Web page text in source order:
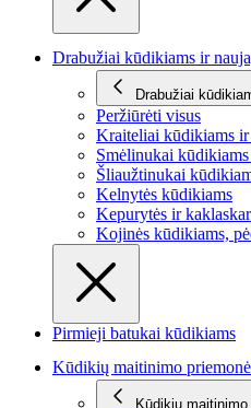
Drabužiai kūdikiams ir
Drabužiai
Peržiūrėti visus
Kraiteliai kūdikiams
Smėlinukai
Šliaužtinukai
Kelnytės kūdikiams
Kepurytės ir
Kojinės kūdikiams,
Pirmieji batukai kūdikiams
Kūdikių maitinimo
Kūdikių